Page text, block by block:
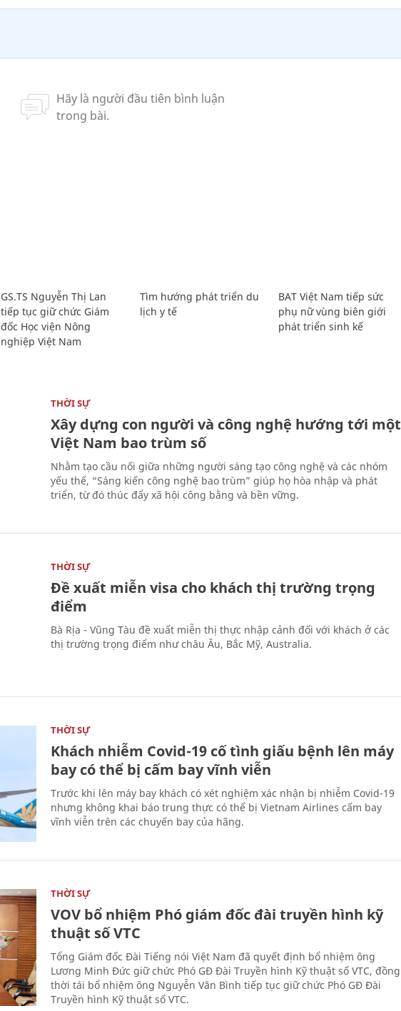
GS.TS Nguyễn Thị Lan
tiếp tục giữ chức Giám
đốc Học viện Nông
nghiệp Việt Nam
Tìm hướng phát triển du
lịch y tế
BAT Việt Nam tiếp sức
phụ nữ vùng biên giới
phát triển sinh kế
THỜI SỰ
Xây dựng con người và công nghệ hướng tới một
Việt Nam bao trùm số
Nhằm tạo cầu nối giữa những người sáng tạo công nghệ và các nhóm
yếu thế, “Sáng kiến công nghệ bao trùm” giúp họ hòa nhập và phát
triển, từ đó thúc đẩy xã hội công bằng và bền vững.
THỜI SỰ
Đề xuất miễn visa cho khách thị trường trọng
điểm
Bà Rịa - Vũng Tàu đề xuất miễn thị thực nhập cảnh đối với khách ở các
thị trường trọng điểm như châu Âu, Bắc Mỹ, Australia.
THỜI SỰ
Khách nhiễm Covid-19 cố tình giấu bệnh lên máy
bay có thể bị cấm bay vĩnh viễn
Trước khi lên máy bay khách có xét nghiệm xác nhận bị nhiễm Covid-19
nhưng không khai báo trung thực có thể bị Vietnam Airlines cấm bay
vĩnh viễn trên các chuyến bay của hãng.
THỜI SỰ
VOV bổ nhiệm Phó giám đốc đài truyền hình kỹ
thuật số VTC
Tổng Giám đốc Đài Tiếng nói Việt Nam đã quyết định bổ nhiệm ông
Lương Minh Đức giữ chức Phó GĐ Đài Truyền hình Kỹ thuật số VTC, đồng
thời tái bổ nhiệm ông Nguyễn Văn Bình tiếp tục giữ chức Phó GĐ Đài
Truyền hình Kỹ thuật số VTC.